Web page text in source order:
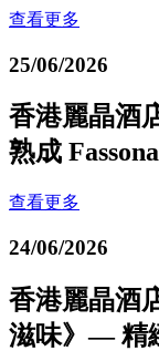
查看更多
25/06/2026
香港麗晶酒
熟成
查看更多
24/06/2026
香港麗晶酒
滋味》— 精